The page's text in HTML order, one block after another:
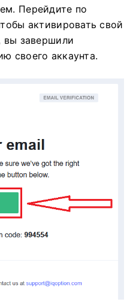
Перейдите по
активировать свой
вы завершили
своего аккаунта.